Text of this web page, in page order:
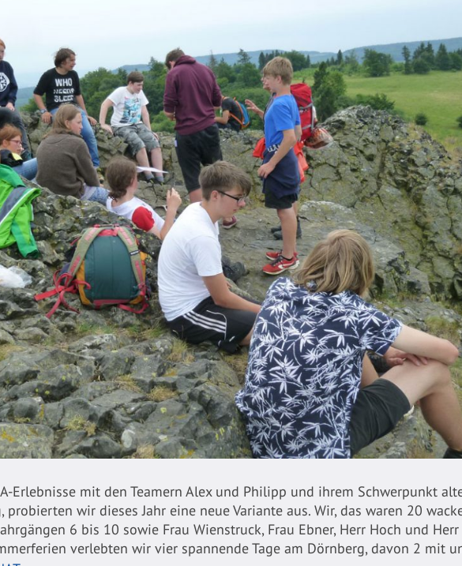
Erlebnisse mit den Teamern Alex und Philipp und ihrem Schwerpunkt
wir dieses Jahr eine neue Variante aus. Wir, das waren 20
6 bis 10 sowie Frau Wienstruck, Frau Ebner, Herr Hoch und Herr
verlebten wir vier spannende Tage am Dörnberg, davon 2 mit